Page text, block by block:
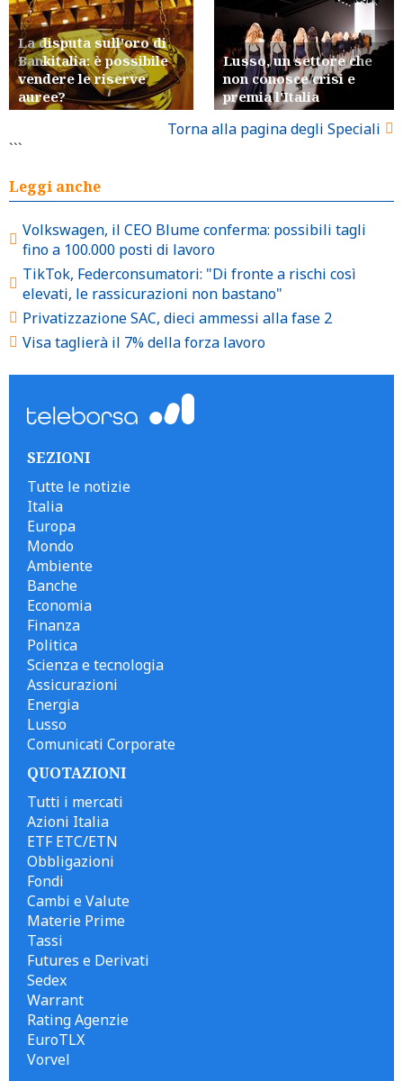
La disputa sull'oro di
Bankitalia: è possibile
vendere le riserve
auree?
Lusso, un settore che
non conosce crisi e
premia l'Italia
Torna alla pagina degli Speciali
```
Leggi anche
Volkswagen, il CEO Blume conferma: possibili tagli
fino a 100.000 posti di lavoro
TikTok, Federconsumatori: "Di fronte a rischi così
elevati, le rassicurazioni non bastano"
Privatizzazione SAC, dieci ammessi alla fase 2
Visa taglierà il 7% della forza lavoro
SEZIONI
Tutte le notizie
Italia
Europa
Mondo
Ambiente
Banche
Economia
Finanza
Politica
Scienza e tecnologia
Assicurazioni
Energia
Lusso
Comunicati Corporate
QUOTAZIONI
Tutti i mercati
Azioni Italia
ETF ETC/ETN
Obbligazioni
Fondi
Cambi e Valute
Materie Prime
Tassi
Futures e Derivati
Sedex
Warrant
Rating Agenzie
EuroTLX
Vorvel